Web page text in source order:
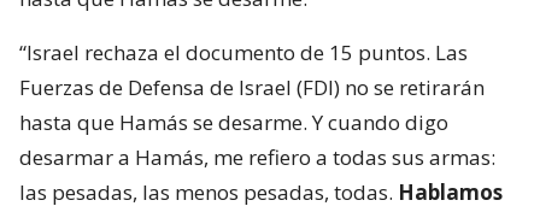
“Israel rechaza el documento de 15 puntos. Las
Fuerzas de Defensa de Israel (FDI) no se retirarán
hasta que Hamás se desarme. Y cuando digo
desarmar a Hamás, me refiero a todas sus armas:
las pesadas, las menos pesadas, todas. Hablamos